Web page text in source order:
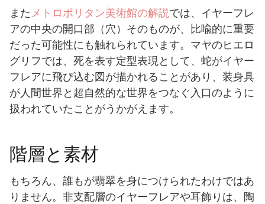
また メトロポリタン美術館の解説では、イヤーフレ
アの中央の開口部（穴）そのものが、比喩的に重要
だった可能性にも触れられています。マヤのヒエロ
グリフでは、死を表す定型表現として、蛇がイヤー
フレアに飛び込む図が描かれることがあり、装身具
が人間世界と超自然的な世界をつなぐ入口のように
扱われていたことがうかがえます。
階層と素材
もちろん、誰もが翡翠を身につけられたわけではあ
りません。非支配層のイヤーフレアや耳飾りは、陶